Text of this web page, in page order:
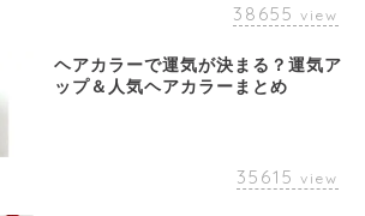
38655 view
ヘアカラーで運気が決まる？運気ア
ップ＆人気ヘアカラーまとめ
35615 view